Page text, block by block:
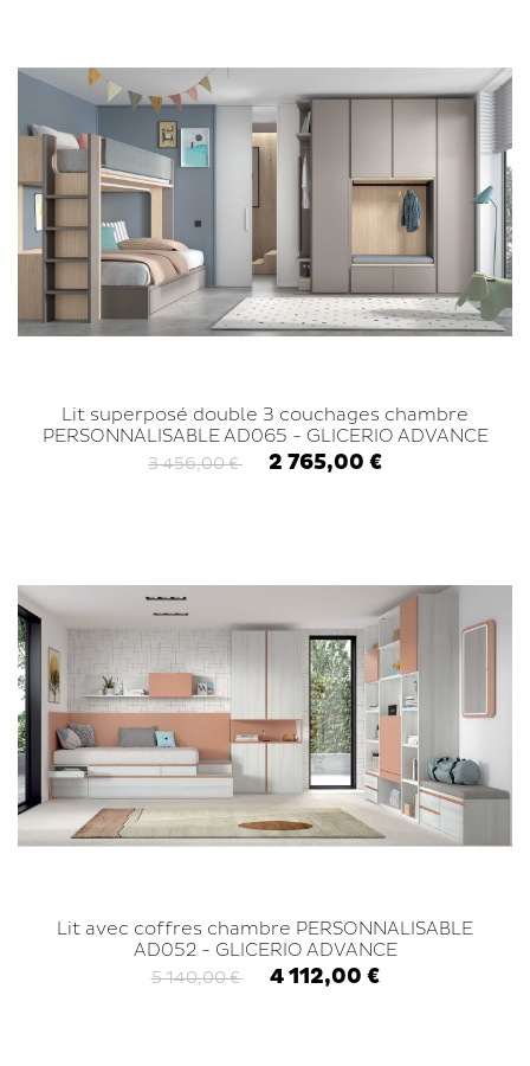
Lit superposé double 3 couchages chambre
PERSONNALISABLE AD065 - GLICERIO ADVANCE
3 456,00 € 2 765,00 €
Lit avec coffres chambre PERSONNALISABLE
AD052 - GLICERIO ADVANCE
5 140,00 € 4 112,00 €